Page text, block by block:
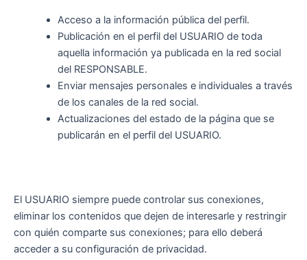
Acceso a la información pública del perfil.
Publicación en el perfil del USUARIO de toda
aquella información ya publicada en la red social
del RESPONSABLE.
Enviar mensajes personales e individuales a través
de los canales de la red social.
Actualizaciones del estado de la página que se
publicarán en el perfil del USUARIO.
El USUARIO siempre puede controlar sus conexiones,
eliminar los contenidos que dejen de interesarle y restringir
con quién comparte sus conexiones; para ello deberá
acceder a su configuración de privacidad.